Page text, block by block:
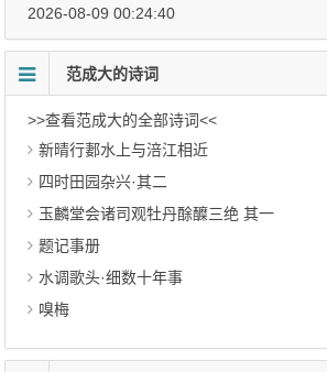
2026-08-09 00:24:40
范成大的诗词
>>查看范成大的全部诗词<<
新晴行郪水上与涪江相近
四时田园杂兴·其二
玉麟堂会诸司观牡丹酴醾三绝 其一
题记事册
水调歌头·细数十年事
嗅梅